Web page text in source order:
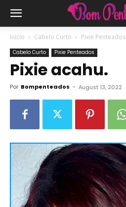
Início Cabelo Curto Pixie Penteados
Cabelo Curto Pixie Penteados
Pixie acahu.
Por Bompenteados - August 13, 2022